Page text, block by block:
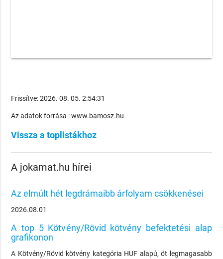
Frissítve: 2026. 08. 05. 2:54:31
Az adatok forrása : www.bamosz.hu
Vissza a toplistákhoz
A jokamat.hu hírei
Az elmúlt hét legdrámaibb árfolyam csökkenései
2026.08.01
A top 5 Kötvény/Rövid kötvény befektetési alap
grafikonon
A Kötvény/Rövid kötvény kategória HUF alapú, öt legmagasabb